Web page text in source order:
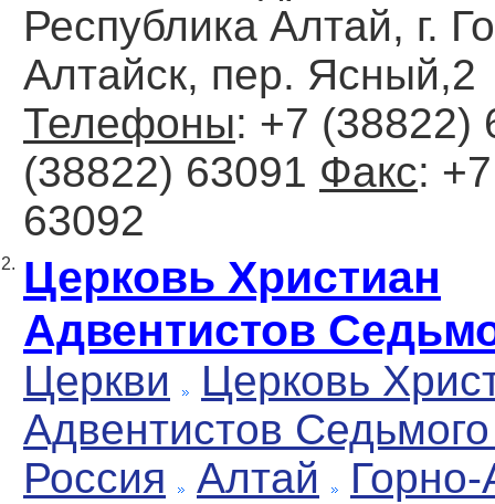
Республика Алтай, г.
Алтайск, пер. Ясный,2
Телефоны: +7 (38822)
(38822) 63091 Факс:
63092
2. Церковь Христиан
Адвентистов
Церкви
Церковь
Адвентистов
Россия
Алтай Горно-